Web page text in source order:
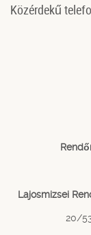
Közérdekű
Lajosmizsei
20/